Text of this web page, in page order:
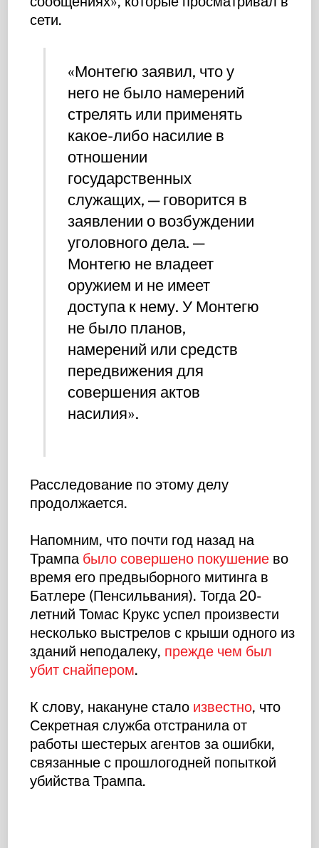
сети.
«Монтегю заявил, что у
него не было намерений
стрелять или применять
какое-либо насилие в
отношении
государственных
служащих, — говорится в
заявлении о возбуждении
уголовного дела. —
Монтегю не владеет
оружием и не имеет
доступа к нему. У Монтегю
не было планов,
намерений или средств
передвижения для
совершения актов
насилия».
Расследование по этому делу
продолжается.
Напомним, что почти год назад на
Трампа было совершено покушение во
время его предвыборного митинга в
Батлере (Пенсильвания). Тогда 20-
летний Томас Крукс успел произвести
несколько выстрелов с крыши одного из
зданий неподалеку, прежде чем был
убит снайпером.
К слову, накануне стало известно, что
Секретная служба отстранила от
работы шестерых агентов за ошибки,
связанные с прошлогодней попыткой
убийства Трампа.